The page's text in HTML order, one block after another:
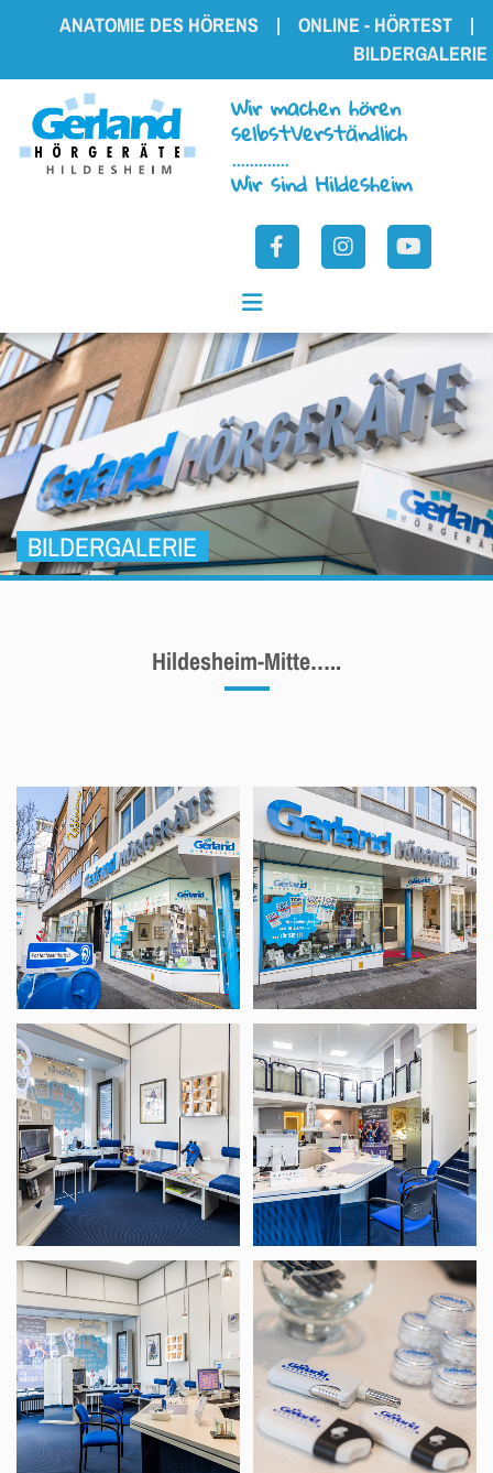
Zum Inhalt springen
ANATOMIE DES HÖRENS | ON­LINE - HÖRTEST |
BILDERGALERIE
Wir machen hören
selbstVerständlich
.............
Wir sind Hildesheim
BILDERGALERIE
Hildesheim-Mitte…..